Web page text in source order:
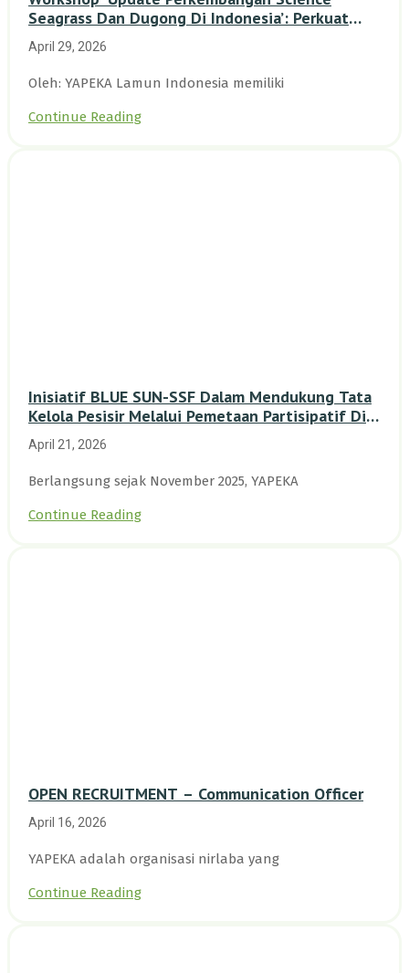
Seagrass Dan Dugong Di Indonesia’: Perkuat
Dasar Ilmiah Dan Kolaborasi Konservasi
April 29, 2026
Oleh: YAPEKA Lamun Indonesia memiliki
Continue Reading
Inisiatif BLUE SUN-SSF Dalam Mendukung Tata
Kelola Pesisir Melalui Pemetaan Partisipatif Di
Enam Desa Kepulauan Riau
April 21, 2026
Berlangsung sejak November 2025, YAPEKA
Continue Reading
OPEN RECRUITMENT – Communication Officer
April 16, 2026
YAPEKA adalah organisasi nirlaba yang
Continue Reading